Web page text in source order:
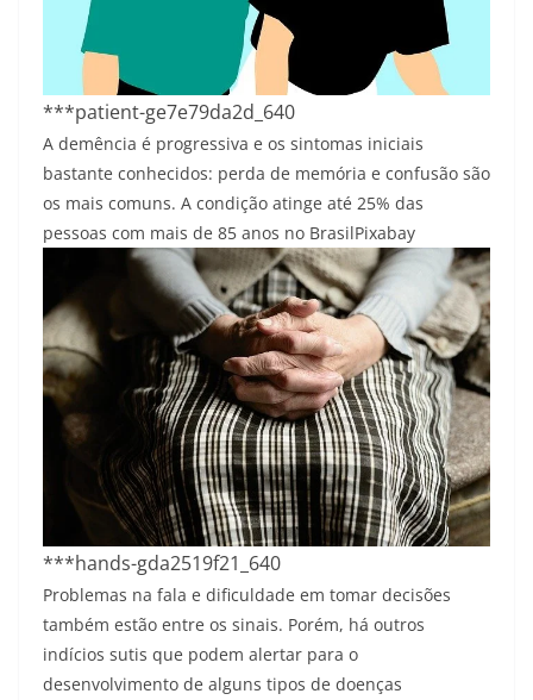
***patient-ge7e79da2d_640
A demência é progressiva e os sintomas iniciais
bastante conhecidos: perda de memória e confusão são
os mais comuns. A condição atinge até 25% das
pessoas com mais de 85 anos no BrasilPixabay
***hands-gda2519f21_640
Problemas na fala e dificuldade em tomar decisões
também estão entre os sinais. Porém, há outros
indícios sutis que podem alertar para o
desenvolvimento de alguns tipos de doenças